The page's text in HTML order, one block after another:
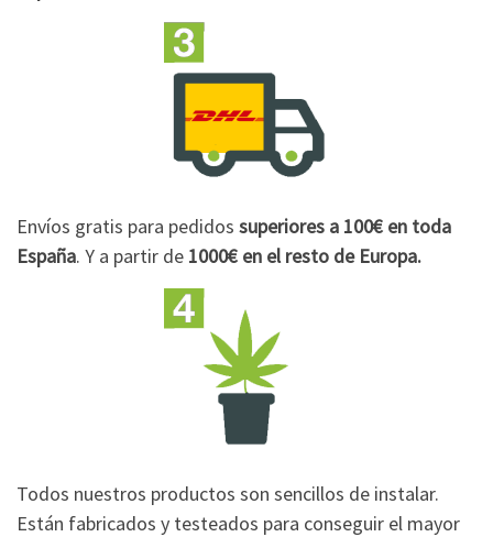
Envíos gratis para pedidos superiores a 100€ en toda
España. Y a partir de 1000€ en el resto de Europa.
Todos nuestros productos son sencillos de instalar.
Están fabricados y testeados para conseguir el mayor